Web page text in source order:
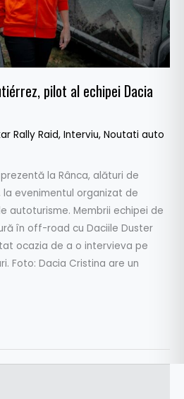
pilot al echipei Dacia
Rally Raid, Interviu, Noutati auto
la Rânca, alături de
la evenimentul organizat de
autoturisme. Membrii echipei de
în off-road cu Daciile Duster
ocazia de a o intervieva pe
Foto: Dacia Cristina are un